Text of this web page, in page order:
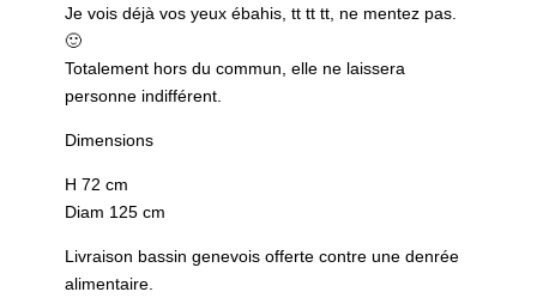
Je vois déjà vos yeux ébahis, tt tt tt, ne mentez pas.
🙂
Totalement hors du commun, elle ne laissera
personne indifférent.
Dimensions
H 72 cm
Diam 125 cm
Livraison bassin genevois offerte contre une denrée
alimentaire.